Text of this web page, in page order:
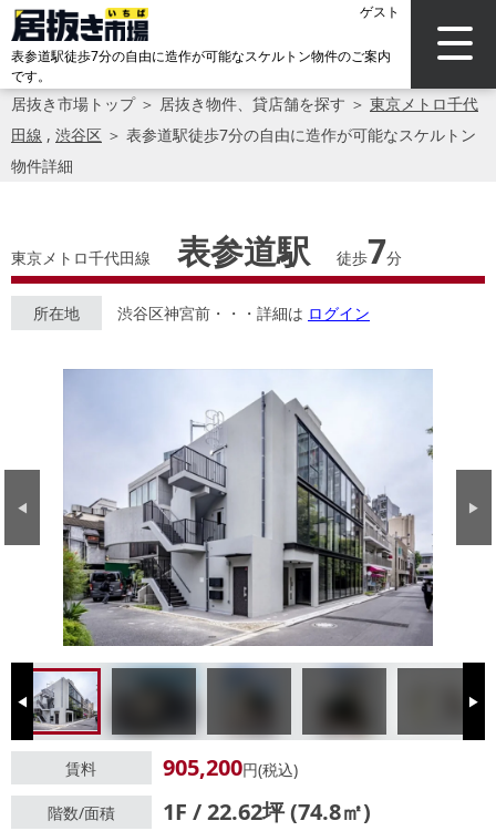
ゲスト
表参道駅徒歩7分の自由に造作が可能なスケルトン物件のご案内
です。
居抜き市場トップ＞ 居抜き物件、貸店舗を探す ＞ 東京メトロ千代
田線 , 渋谷区 ＞ 表参道駅徒歩7分の自由に造作が可能なスケルトン
物件詳細
東京メトロ千代田線 表参道駅 徒歩7分
所在地 渋谷区神宮前・・・詳細は ログイン
Previous Next
Previous Next
賃料 905,200円(税込)
階数/面積 1F / 22.62坪 (74.8㎡)